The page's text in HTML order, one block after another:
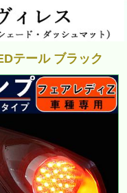
ール ブラック